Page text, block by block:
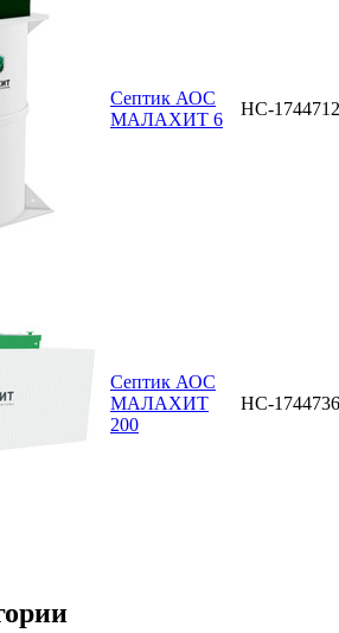
Септик АОС
МАЛАХИТ 6
НС-1744712
Септик АОС
МАЛАХИТ
200
НС-1744736